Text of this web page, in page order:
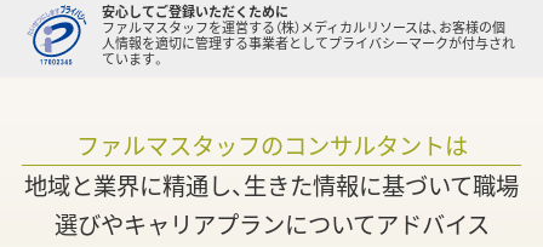
安心してご登録いただくために
ファルマスタッフを運営する（株）メディカルリソースは、お客様の個
人情報を適切に管理する事業者としてプライバシーマークが付与され
ています。
ファルマスタッフのコンサルタントは
地域と業界に精通し、生きた情報に基づいて職場
選びやキャリアプランについてアドバイス